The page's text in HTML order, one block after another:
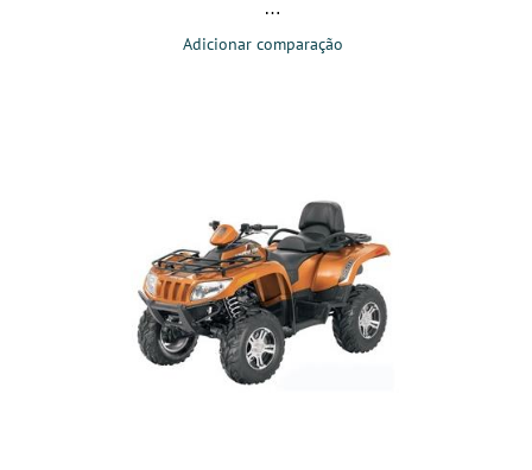
Adicionar comparação